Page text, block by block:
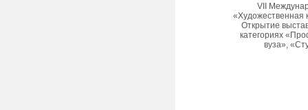
VII
«Художественная
Открытие
категориях
вуза»,